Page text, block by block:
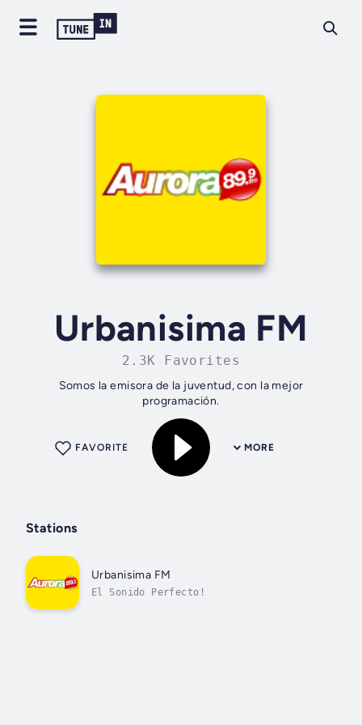
Urbanisima FM
2.3K Favorites
Somos la emisora de la juventud, con la mejor
programación.
MORE
FAVORITE
Stations
Urbanisima FM
El Sonido Perfecto!